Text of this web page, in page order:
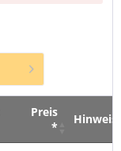
Preis
*
Hinweis